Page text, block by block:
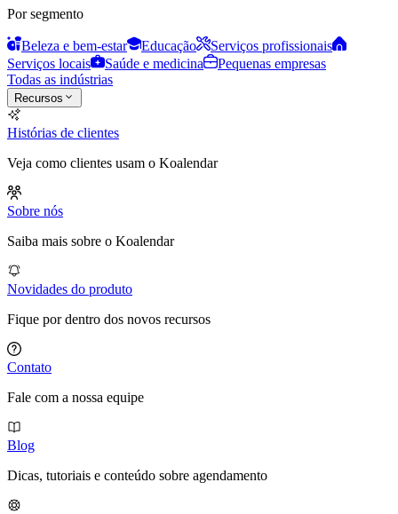
Por segmento
Beleza e bem-estar Educação
Serviços profissionais
Serviços locais
Saúde e medicina
Pequenas empresas
Todas as indústrias
Recursos
Histórias de clientes
Veja como clientes usam o Koalendar
Sobre nós
Saiba mais sobre o Koalendar
Novidades do produto
Fique por dentro dos novos recursos
Contato
Fale com a nossa equipe
Blog
Dicas, tutoriais e conteúdo sobre agendamento